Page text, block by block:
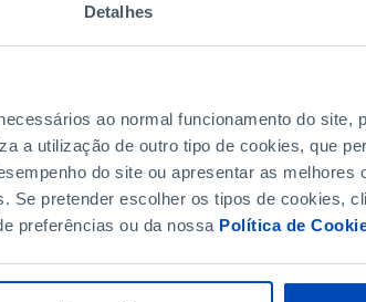
Detalhes
ao normal funcionamento do site,
a utilização de outro tipo de cookies, que
do site ou apresentar as melhores
Se pretender escolher os tipos de cookies,
preferências ou da nossa Política de
FIM